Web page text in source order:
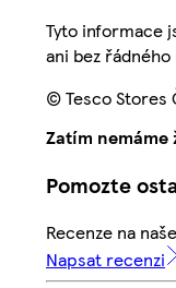
Tyto informace
ani bez
© Tesco Stores
Zatím
Pomozte
Recenze na
Napsat recenzi